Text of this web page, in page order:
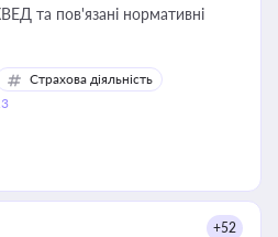
та пов'язані нормативні
Страхова діяльність
+52